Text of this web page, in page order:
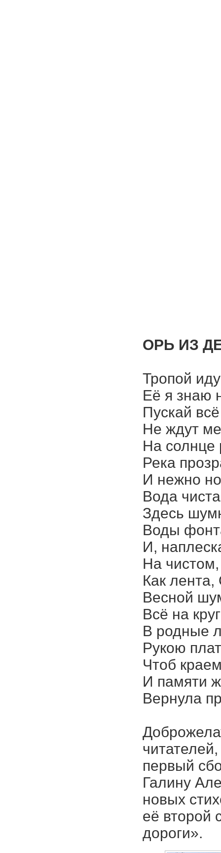
ОРЬ ИЗ
Тропой
Её я знаю
Пускай
Не ждут
На солнце
Река
И нежно
Вода
Здесь
Воды
И,
На
Как лента,
Весной
Всё на
В родные
Рукою
Чтоб
И памяти
Вернула
первый
Галину
новых
её второй
дороги».